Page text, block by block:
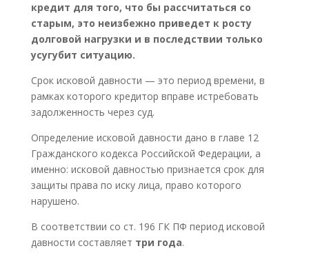
кредит для того, что бы рассчитаться со
старым, это неизбежно приведет к росту
долговой нагрузки и в последствии только
усугубит ситуацию.
Срок исковой давности — это период времени, в
рамках которого кредитор вправе истребовать
задолженность через суд.
Определение исковой давности дано в главе 12
Гражданского кодекса Российской Федерации, а
именно: исковой давностью признается срок для
защиты права по иску лица, право которого
нарушено.
В соответствии со ст. 196 ГК ПФ период исковой
давности составляет три года.